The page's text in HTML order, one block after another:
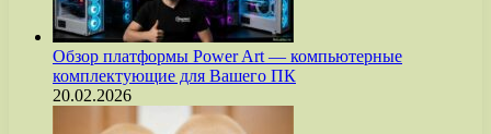
Обзор платформы Power Art — компьютерные
комплектующие для Вашего ПК
20.02.2026